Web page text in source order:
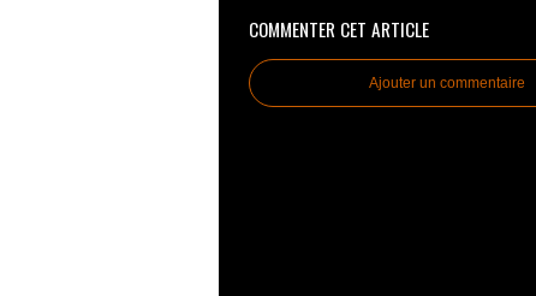
COMMENTER CET ARTICLE
Ajouter un commentaire